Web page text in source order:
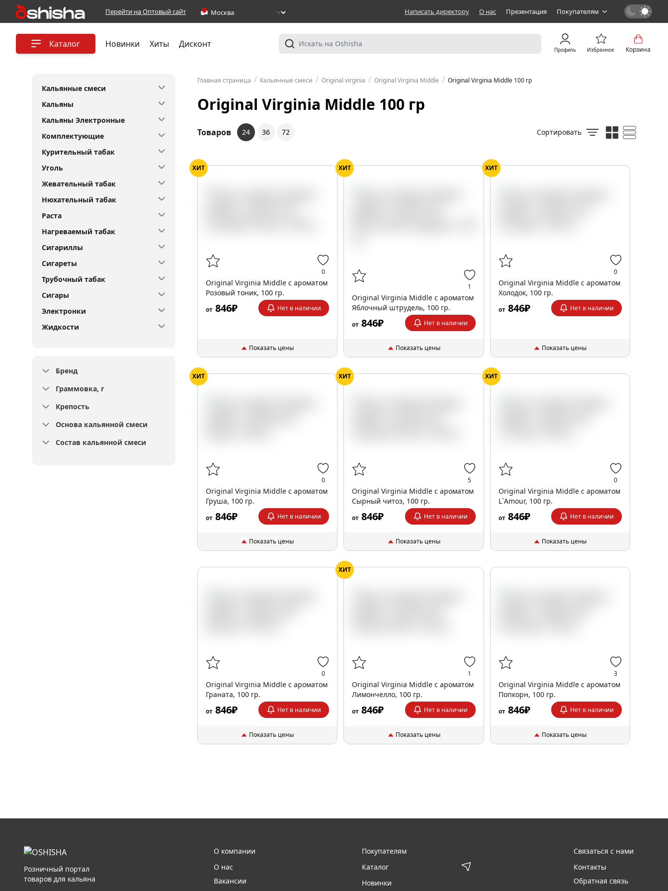
Перейти на Оптовый сайт Написать директору О нас Презентация Покупателям
Каталог Новинки Хиты Дисконт
Профиль Избранное Корзина
Кальянные смеси
Кальяны
Кальяны Электронные
Комплектующие
Курительный табак
Уголь
Жевательный табак
Нюхательный табак
Раста
Нагреваемый табак
Сигариллы
Сигареты
Трубочный табак
Сигары
Электронки
Жидкости
Бренд
Граммовка, г
Крепость
Основа кальянной смеси
Состав кальянной смеси
Главная страница / Кальянные смеси / Original virginia / Original Virginia Middle / Original Virginia Middle 100 гр
Original Virginia Middle 100 гр
Товаров 24 36 72 Сортировать
ХИТ
0
Original Virginia Middle с ароматом
Розовый тоник, 100 гр.
от 846₽ Нет в наличии
Показать цены
ХИТ
1
Original Virginia Middle с ароматом
Яблочный штрудель, 100 гр.
от 846₽ Нет в наличии
Показать цены
ХИТ
0
Original Virginia Middle с ароматом
Холодок, 100 гр.
от846₽ Нет в наличии
Показать цены
ХИТ
0
Original Virginia Middle с ароматом
Груша, 100 гр.
от 846₽ Нет в наличии
Показать цены
ХИТ
5
Original Virginia Middle с ароматом
Сырный читоз, 100 гр.
от 846₽ Нет в наличии
Показать цены
ХИТ
0
Original Virginia Middle с ароматом
L`Amour, 100 гр.
от846₽ Нет в наличии
Показать цены
0
Original Virginia Middle с ароматом
Граната, 100 гр.
от 846₽ Нет в наличии
Показать цены
ХИТ
1
Original Virginia Middle с ароматом
Лимончелло, 100 гр.
от 846₽ Нет в наличии
Показать цены
3
Original Virginia Middle с ароматом
Попкорн, 100 гр.
от846₽ Нет в наличии
Показать цены
Розничный портал
товаров для кальяна
О компании
О нас
Вакансии
Покупателям
Каталог
Новинки
Связаться с нами
Контакты
Обратная связь